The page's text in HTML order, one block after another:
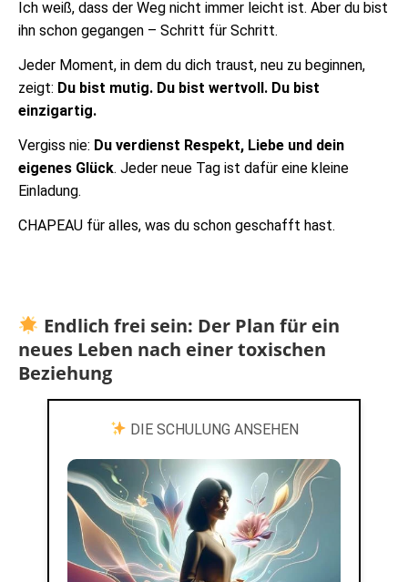
Ich weiß, dass der Weg nicht immer leicht ist. Aber du bist
ihn schon gegangen – Schritt für Schritt.
Jeder Moment, in dem du dich traust, neu zu beginnen,
zeigt: Du bist mutig. Du bist wertvoll. Du bist
einzigartig.
Vergiss nie: Du verdienst Respekt, Liebe und dein
eigenes Glück. Jeder neue Tag ist dafür eine kleine
Einladung.
CHAPEAU für alles, was du schon geschafft hast.
Endlich frei sein: Der Plan für ein
neues Leben nach einer toxischen
Beziehung
DIE SCHULUNG ANSEHEN